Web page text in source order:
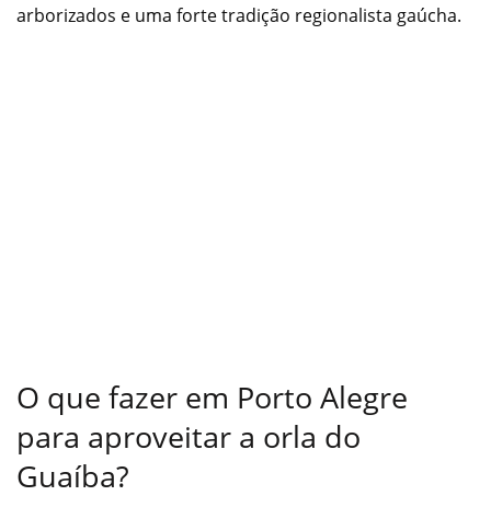
arborizados e uma forte tradição regionalista gaúcha.
O que fazer em Porto Alegre
para aproveitar a orla do
Guaíba?